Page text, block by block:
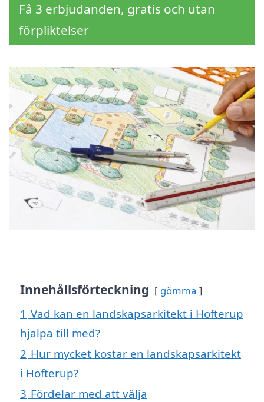
Få 3 erbjudanden, gratis och utan
förpliktelser
Innehållsförteckning gömma
1 Vad kan en landskapsarkitekt i Hofterup
hjälpa till med?
2 Hur mycket kostar en landskapsarkitekt
i Hofterup?
3 Fördelar med att välja